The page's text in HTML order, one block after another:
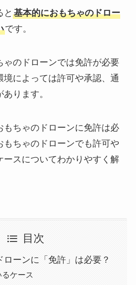
と 基本的におもちゃのドロー
です。
ゃのドローンでは免許が必要
境によっては許可や承認、通
ります。
もちゃのドローンに免許は必
もちゃのドローンでも許可や
ースについてわかりやすく解
目次
ローンに「免許」は必要？
ケース